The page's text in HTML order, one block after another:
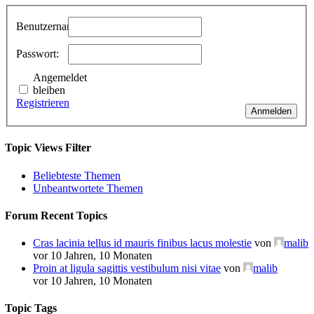
Benutzername:
Passwort:
Angemeldet
bleiben
Anmelden
Registrieren
Topic Views Filter
Beliebteste Themen
Unbeantwortete Themen
Forum Recent Topics
Cras lacinia tellus id mauris finibus lacus molestie von
malib
vor 10 Jahren, 10 Monaten
Proin at ligula sagittis vestibulum nisi vitae von
malib
vor 10 Jahren, 10 Monaten
Topic Tags